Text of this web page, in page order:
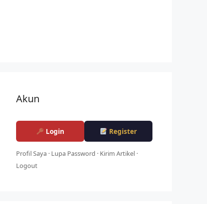
Akun
Login Register
Profil Saya · Lupa Password · Kirim Artikel ·
Logout